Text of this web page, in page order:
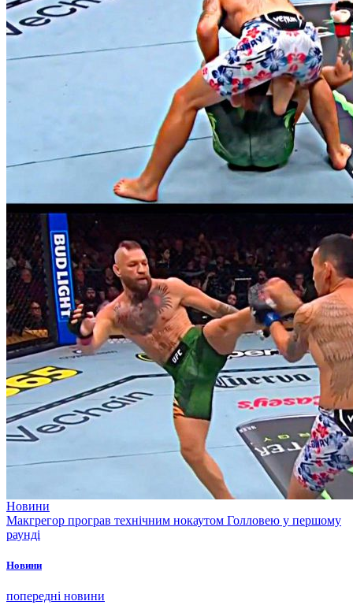
Новини
Макгрегор програв технічним нокаутом Голловею у першому
раунді
Новини
попередні новини